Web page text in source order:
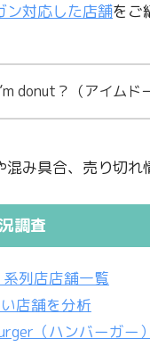
ン対応した店舗をご
donut？（アイムド
み具合、売り切れ
調査
系列店店舗一覧
店舗を分析
（ハンバーガー）